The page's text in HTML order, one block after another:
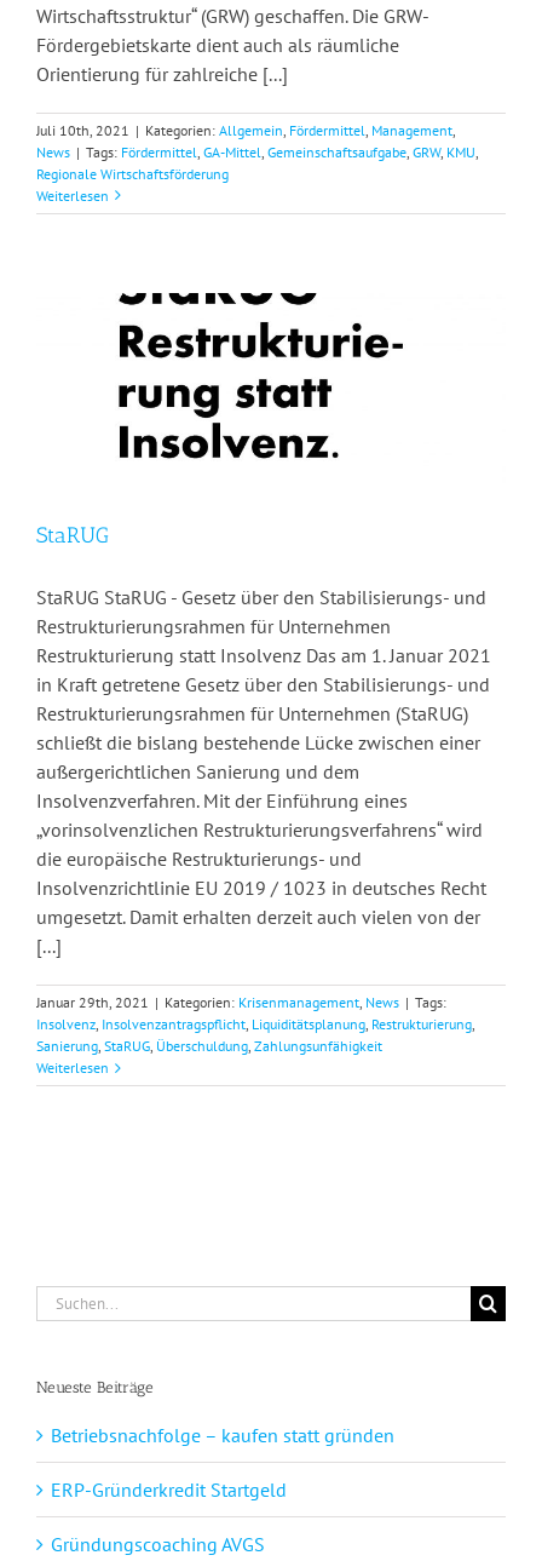
Wirtschaftsstruktur“ (GRW) geschaffen. Die GRW-
Fördergebietskarte dient auch als räumliche
Orientierung für zahlreiche [...]
Juli 10th, 2021 | Kategorien: Allgemein Fördermittel Management
News | Tags: Fördermittel GA-Mittel Gemeinschaftsaufgabe GRW, KMU
Regionale Wirtschaftsförderung
Weiterlesen
StaRUG
StaRUG StaRUG - Gesetz über den Stabilisierungs- und
Restrukturierungsrahmen für Unternehmen
Restrukturierung statt Insolvenz Das am 1. Januar 2021
in Kraft getretene Gesetz über den Stabilisierungs- und
Restrukturierungsrahmen für Unternehmen (StaRUG)
schließt die bislang bestehende Lücke zwischen einer
außergerichtlichen Sanierung und dem
Insolvenzverfahren. Mit der Einführung eines
„vorinsolvenzlichen Restrukturierungsverfahrens“ wird
die europäische Restrukturierungs- und
Insolvenzrichtlinie EU 2019 / 1023 in deutsches Recht
umgesetzt. Damit erhalten derzeit auch vielen von der
[...]
Januar 29th, 2021 | Kategorien: Krisenmanagement, News | Tags:
Insolvenz, Insolvenzantragspflicht, Liquiditätsplanung, Restrukturierung,
Sanierung, StaRUG, Überschuldung, Zahlungsunfähigkeit
Weiterlesen
Suche
nach:
Neueste Beiträge
Betriebsnachfolge – kaufen statt gründen
ERP-Gründerkredit Startgeld
Gründungscoaching AVGS